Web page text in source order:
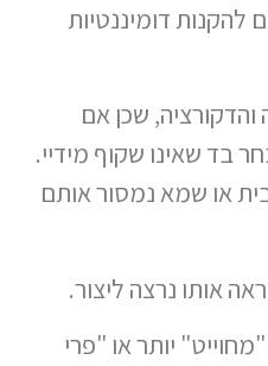
להקנות דומיננטיות
והדקורציה, שכן אם
בד שאינו שקוף מידיי.
או שמא נמסור אותם
אותו נרצה ליצור.
יותר או "פרי